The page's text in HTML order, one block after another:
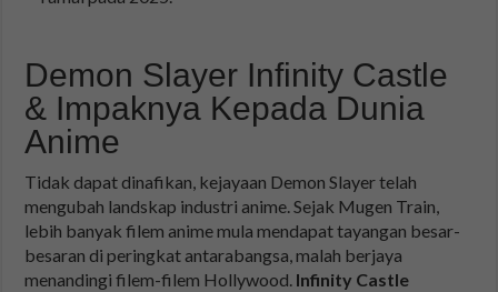
Demon Slayer Infinity Castle
& Impaknya Kepada Dunia
Anime
Tidak dapat dinafikan, kejayaan Demon Slayer telah
mengubah landskap industri anime. Sejak Mugen Train,
lebih banyak filem anime mula mendapat tayangan besar-
besaran di peringkat antarabangsa, malah berjaya
menandingi filem-filem Hollywood. Infinity Castle